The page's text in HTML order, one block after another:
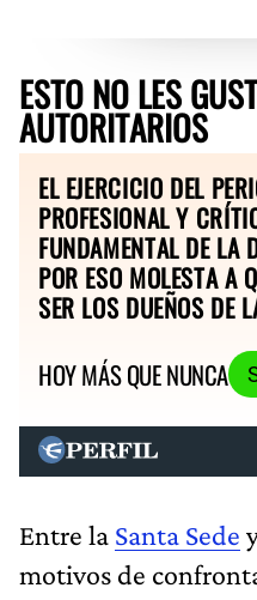
ESTO NO LES
AUTORITARIOS
EL EJERCICIO DEL
PROFESIONAL Y
FUNDAMENTAL DE LA
POR ESO MOLESTA A
SER LOS DUEÑOS DE
HOY MÁS QUE NUNCA
Entre la Santa Sede
motivos de